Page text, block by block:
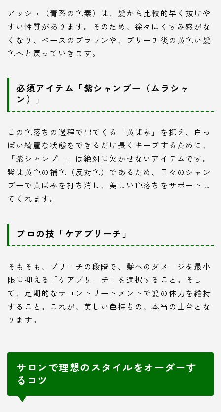
アッシュ（青系の色素）は、髪から比較的早く抜けや
すい性質があります。そのため、徐々にくすみ感がな
くなり、ベースのブラウンや、ブリーチ後の黄色い髪
色へと戻っていきます。
必須アイテム「紫シャンプー（ムラシャ
ン）」
この色落ちの過程で出てくる「黄ばみ」を抑え、白っ
ぽい綺麗な状態をできるだけ長くキープするために、
「紫シャンプー」は絶対に欠かせないアイテムです。
紫は黄色の補色（反対色）であるため、日々のシャン
プーで黄ばみを打ち消し、美しい色落ちをサポートし
てくれます。
プロの技「ケアブリーチ」
そもそも、ブリーチの段階で、髪へのダメージを最小
限に抑える「ケアブリーチ」を選択すること。そし
て、定期的なサロントリートメントで髪の体力を維持
すること。これが、美しい色持ちの、本当の土台とな
ります。
サロンで理想のスタイルをオーダーす
るコツ